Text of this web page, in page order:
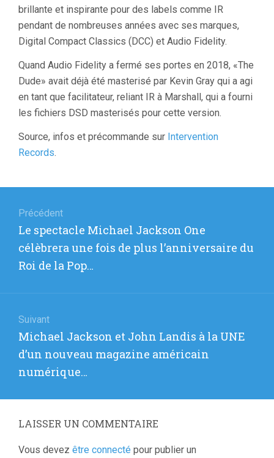
brillante et inspirante pour des labels comme IR
pendant de nombreuses années avec ses marques,
Digital Compact Classics (DCC) et Audio Fidelity.
Quand Audio Fidelity a fermé ses portes en 2018, «The
Dude» avait déjà été masterisé par Kevin Gray qui a agi
en tant que facilitateur, reliant IR à Marshall, qui a fourni
les fichiers DSD masterisés pour cette version.
Source, infos et précommande sur Intervention
Records.
de
l’article
Précédent
Article
précédent
:
Le spectacle Michael Jackson One
célèbrera une fois de plus l’anniversaire du
Roi de la Pop…
Suivant
Article
suivant
Michael Jackson et John Landis à la UNE
d’un nouveau magazine américain
numérique…
LAISSER UN COMMENTAIRE
Vous devez être connecté pour publier un